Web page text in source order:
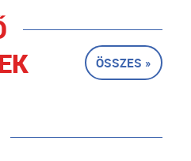
ÖSSZES »